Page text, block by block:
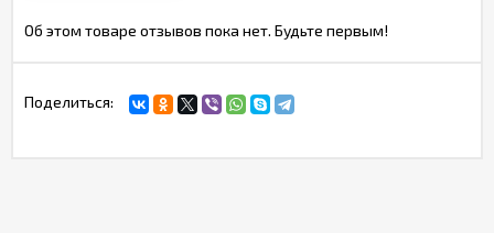
Об этом товаре отзывов пока нет. Будьте первым!
Поделиться: